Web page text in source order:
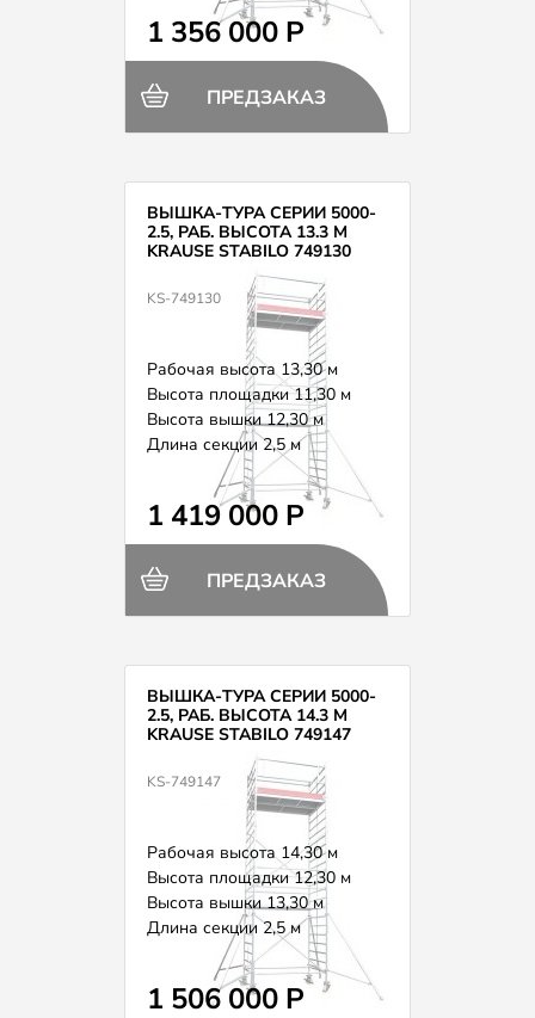
1 356 000 Р
ПРЕДЗАКАЗ
ВЫШКА-ТУРА СЕРИИ 5000-
2.5, РАБ. ВЫСОТА 13.3 М
KRAUSE STABILO 749130
KS-749130
Рабочая высота 13,30 м
Высота площадки 11,30 м
Высота вышки 12,30 м
Длина секции 2,5 м
Вес 386,0 кг
1 419 000 Р
ПРЕДЗАКАЗ
ВЫШКА-ТУРА СЕРИИ 5000-
2.5, РАБ. ВЫСОТА 14.3 М
KRAUSE STABILO 749147
KS-749147
Рабочая высота 14,30 м
Высота площадки 12,30 м
Высота вышки 13,30 м
Длина секции 2,5 м
Вес 404,0 кг
1 506 000 Р